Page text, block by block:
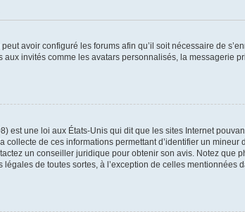
avoir configuré les forums afin qu’il soit nécessaire de
invités comme les avatars personnalisés, la messagerie
est une loi aux États-Unis qui dit que les sites Internet
de ces informations permettant d’identifier un
un conseiller juridique pour obtenir son avis. Notez
de toutes sortes, à l’exception de celles